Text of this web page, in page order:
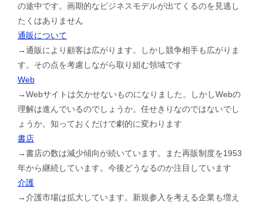
の途中です。画期的なビジネスモデルが出てくるのを見逃し
たくはありません
通販について
→通販により顧客は広がります。しかし競争相手も広がりま
す。その点を考慮しながら取り組む領域です
Web
→Webサイトは欠かせないものになりました。しかしWebの
理解は進んでいるのでしょうか。任せきりなのではないでし
ょうか。知っておくだけで劇的に変わります
書店
→書店の数は減少傾向が続いています。また再販制度を1953
年から継続しています。今後どうなるのか注目しています
介護
→介護市場は拡大しています。新規参入を考える企業も増え